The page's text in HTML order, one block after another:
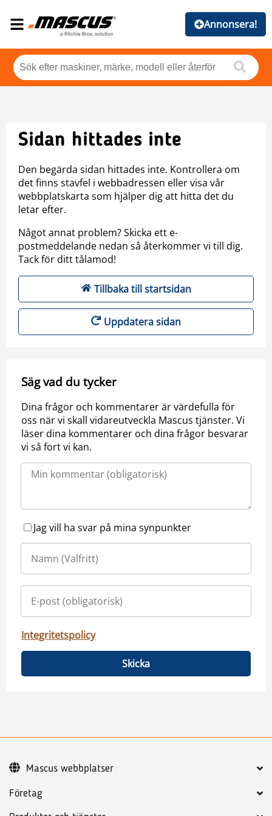
Annonsera!
Sidan hittades inte
Den begärda sidan hittades inte. Kontrollera om
det finns stavfel i webbadressen eller visa vår
webbplatskarta som hjälper dig att hitta det du
letar efter.
Något annat problem? Skicka ett e-
postmeddelande nedan så återkommer vi till dig.
Tack för ditt tålamod!
Tillbaka till startsidan
Uppdatera sidan
Säg vad du tycker
Dina frågor och kommentarer är värdefulla för
oss när vi skall vidareutveckla Mascus tjänster. Vi
läser dina kommentarer och dina frågor besvarar
vi så fort vi kan.
Jag vill ha svar på mina synpunkter
Integritetspolicy
Skicka
Företag
Mascus webbplatser